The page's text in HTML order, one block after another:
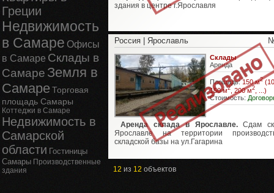
Греции
Недвижимость
в Самаре Офисы
в Самаре Склады в
Самаре Земля в
СамареТорговая
площадь Самары
Коттеджи в Самаре
Недвижимость в
Самарской
области Гостиницы
Самары Производственные
здания
здания в центре г.Ярославля
Россия | Ярославль
Склады
Аренда
Площадь:150 м2
150 м2 , 200 м2 , ...)
Стоимость:
Аренда склада в Ярославле.Сдам
Ярославле на территории
складской базы на ул.Гагарина
12 из 12 объектов